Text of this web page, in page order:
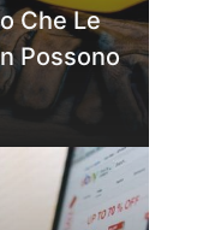
Che Le
Possono